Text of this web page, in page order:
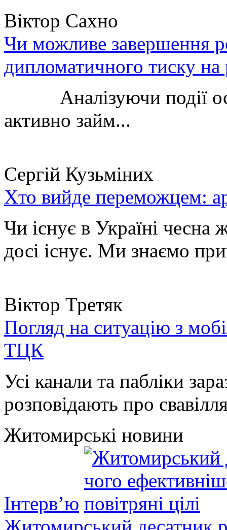
Віктор Сахно
Чи можливе завершення
дипломатичного тиску
Аналізуючи події
активно займ...
Сергій Кузьміних
Хто вийде переможцем:
Чи існує в Україні чесна
досі існує. Ми знаємо
Віктор Третяк
Погляд на ситуацію з
ТЦК
Усі канали та пабліки
розповідають про
Житомирські новини
Інтерв’ю